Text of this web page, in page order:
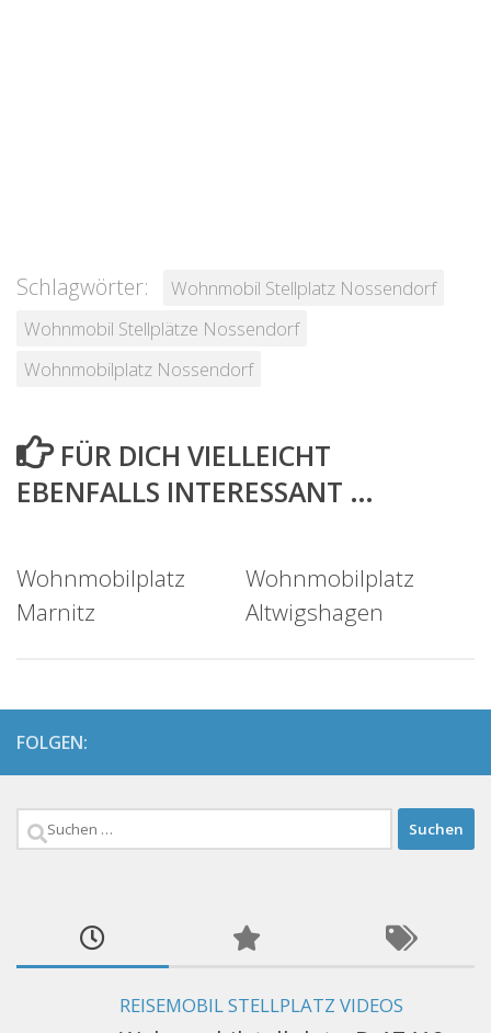
Schlagwörter:
Wohnmobil Stellplatz Nossendorf
Wohnmobil Stellplätze Nossendorf
Wohnmobilplatz Nossendorf
FÜR DICH VIELLEICHT
EBENFALLS INTERESSANT …
Wohnmobilplatz
Marnitz
Wohnmobilplatz
Altwigshagen
FOLGEN:
Suchen
REISEMOBIL STELLPLATZ VIDEOS